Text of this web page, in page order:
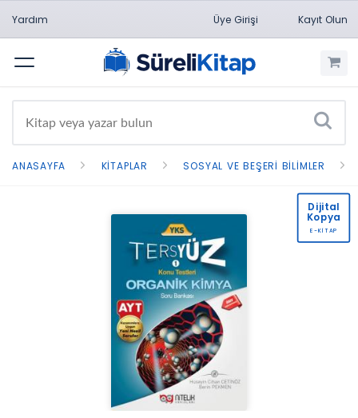
Yardım Üye Girişi Kayıt Olun
Menü
ANASAYFA KITAPLAR SOSYAL VE BEŞERI BILIMLER
Dijital
Kopya
E-KİTAP